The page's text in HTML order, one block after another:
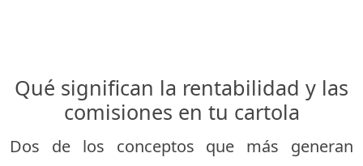
Qué significan la rentabilidad y las
comisiones en tu cartola
Dos de los conceptos que más generan